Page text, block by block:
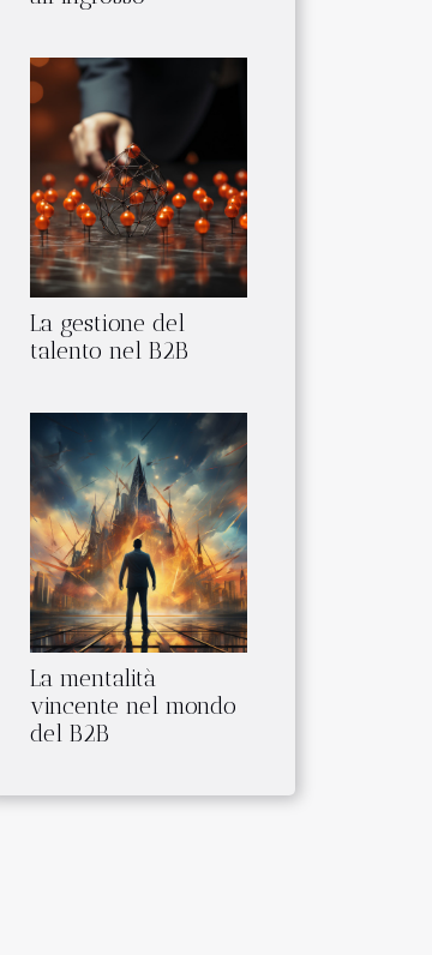
La gestione del
talento nel B2B
La mentalità
vincente nel mondo
del B2B